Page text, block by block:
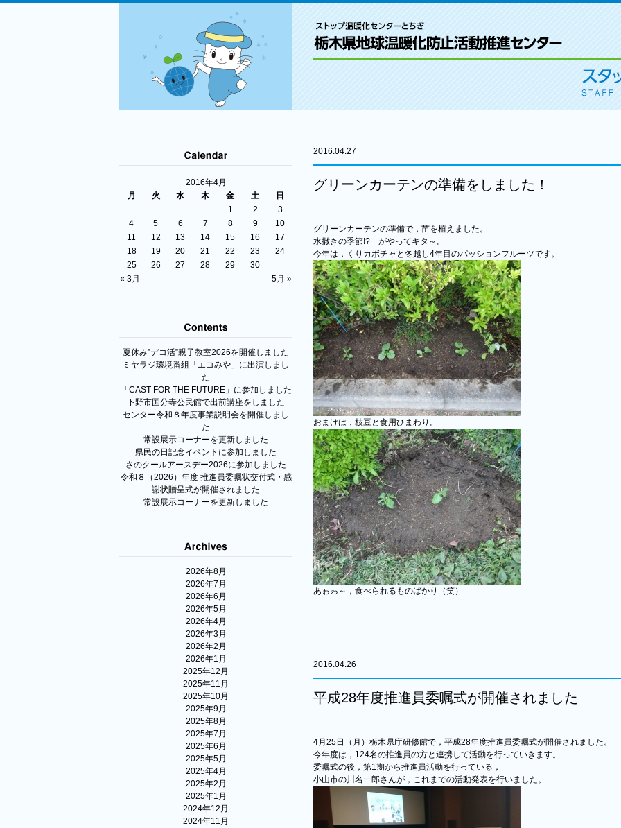
2016年4月
月
火 水 木 金 土 日
« 3月 5月 »
1 2
3
4
5 6 7 8 9
10
11
12 13 14 15 16
17
18
19 20 21 22 23
24
25
26 27 28 29 30
夏休み”デコ活”親子教室2026を開催しました
ミヤラジ環境番組「エコみや」に出演しまし
た
「CAST FOR THE FUTURE」に参加しました
下野市国分寺公民館で出前講座をしました
センター令和８年度事業説明会を開催しまし
た
常設展示コーナーを更新しました
県民の日記念イベントに参加しました
さのクールアースデー2026に参加しました
令和８（2026）年度 推進員委嘱状交付式・感
謝状贈呈式が開催されました
常設展示コーナーを更新しました
2026年8月
2026年7月
2026年6月
2026年5月
2026年4月
2026年3月
2026年2月
2026年1月
2025年12月
2025年11月
2025年10月
2025年9月
2025年8月
2025年7月
2025年6月
2025年5月
2025年4月
2025年2月
2025年1月
2024年12月
2024年11月
2016.04.27
グリーンカーテンの準備をしました！
グリーンカーテンの準備で，苗を植えました。
水撒きの季節!? がやってキタ～。
今年は，くりカボチャと冬越し4年目のパッションフルーツです。
おまけは，枝豆と食用ひまわり。
あゎゎ～，食べられるものばかり（笑）
2016.04.26
平成28年度推進員委嘱式が開催されました
4月25日（月）栃木県庁研修館で，平成28年度推進員委嘱式が開催されました。
今年度は，124名の推進員の方と連携して活動を行っていきます。
委嘱式の後，第1期から推進員活動を行っている，
小山市の川名一郎さんが，これまでの活動発表を行いました。